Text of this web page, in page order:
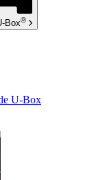
Box®
U-Box